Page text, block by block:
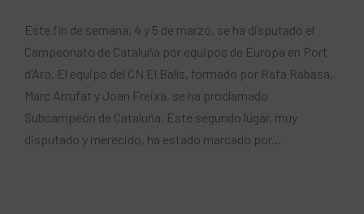
Este fin de semana, 4 y 5 de marzo, se ha disputado el
Campeonato de Cataluña por equipos de Europa en Port
d’Aro. El equipo del CN El Balís, formado por Rafa Rabasa,
Marc Arrufat y Joan Freixa, se ha proclamado
Subcampeón de Cataluña. Este segundo lugar, muy
disputado y merecido, ha estado marcado por...